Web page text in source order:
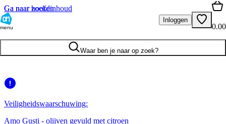
Ga naar hoofdinhoud
Ga naar zoeken
menu
Inloggen
0.00
Waar ben je naar op zoek?
Veiligheidswaarschuwing:
Amo Gusti - olijven gevuld met citroen